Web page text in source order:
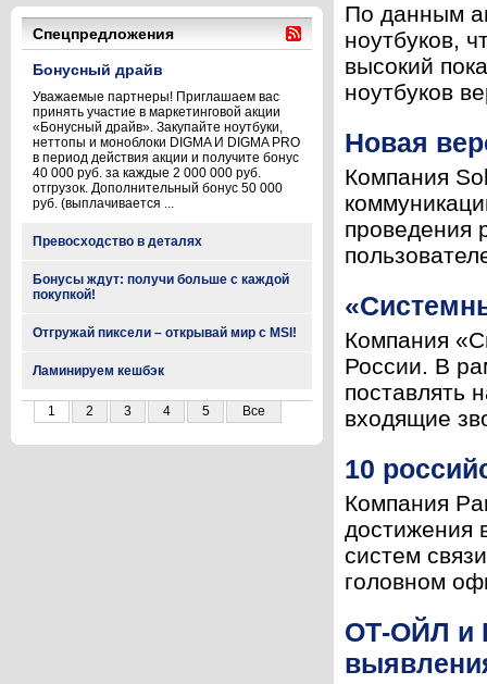
Спецпредложения
Бонусный драйв
Уважаемые партнеры! Приглашаем вас
принять участие в маркетинговой акции
«Бонусный драйв». Закупайте ноутбуки,
неттопы и моноблоки DIGMA И DIGMA PRO
в период действия акции и получите бонус
40 000 руб. за каждые 2 000 000 руб.
отгрузок. Дополнительный бонус 50 000
руб. (выплачивается ...
Превосходство в деталях
Бонусы ждут: получи больше с каждой
покупкой!
Отгружай пиксели – открывай мир с MSI!
Ламинируем кешбэк
1 2 3 4 5 Все
По данным
ноутбуков,
высокий
ноутбуков
Новая
Компания
проведения
Компания
России. В
поставлять
входящие
10
Компания
достижения
систем
головном
ОТ-ОЙЛ и